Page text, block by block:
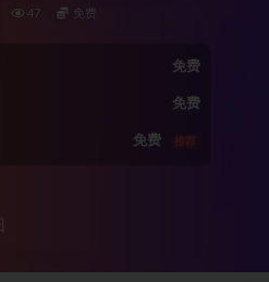
47 免费
免费
免费
免费 推荐